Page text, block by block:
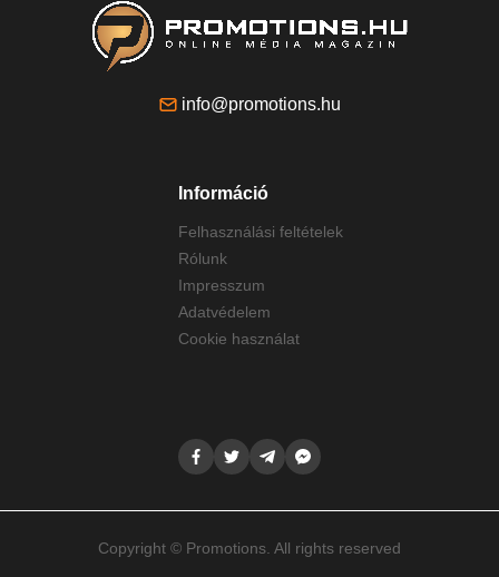
info@promotions.hu
Információ
Felhasználási feltételek
Rólunk
Impresszum
Adatvédelem
Cookie használat
Copyright © Promotions. All rights reserved